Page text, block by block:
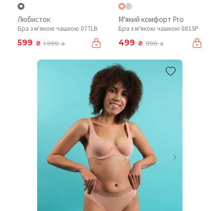
Любисток
Бра з м'якою чашкою 077LB
599 ₴ 1 999₴
М'який комфорт Pro
Бра з м'якою чашкою 081SP
499 ₴ 999₴